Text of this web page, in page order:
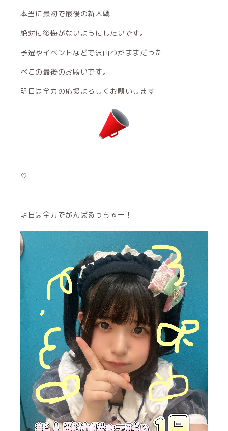
本当に最初で最後の新人戦
絶対に後悔がないようにしたいです。
予選やイベントなどで沢山わがままだった
ぺこの最後のお願いです。
明日は全力の応援よろしくお願いします
♡
明日は全力でがんばるっちゃー！